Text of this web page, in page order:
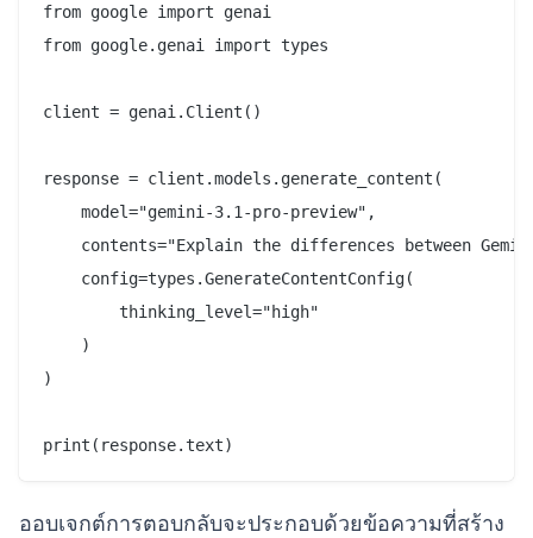
from google import genai
from google.genai import types
client = genai.Client()
response = client.models.generate_content(
    model="gemini-3.1-pro-preview",
contents="Explain the differences between
    config=types.GenerateContentConfig(
        thinking_level="high"
    )
)
ออบเจกต์การตอบกลับจะประกอบด้วยข้อความที่สร้าง